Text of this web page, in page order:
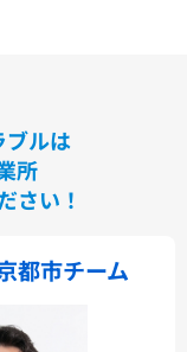
ブルは
所
さい！
都市チーム